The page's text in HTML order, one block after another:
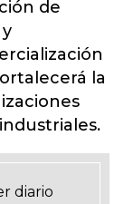
de
la
diario